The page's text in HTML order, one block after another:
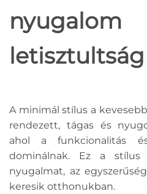
letisztultság
A minimál stílus a
rendezett, tágas és
ahol a funkcionalitás
dominálnak. Ez a
nyugalmat, az
keresik otthonukban.